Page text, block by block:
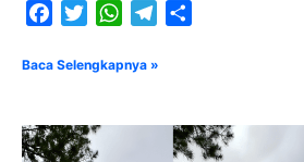
FacebookTwitterWhatsAppTelegram
Baca Selengkapnya »